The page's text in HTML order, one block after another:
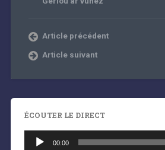
Article précédent
Article suivant
ÉCOUTER LE DIRECT
audio
00:00